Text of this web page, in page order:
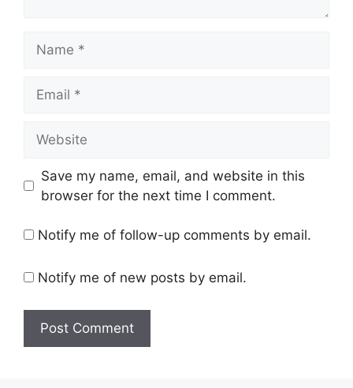
Save my name, email, and website in this
browser for the next time I comment.
Notify me of follow-up comments by email.
Notify me of new posts by email.